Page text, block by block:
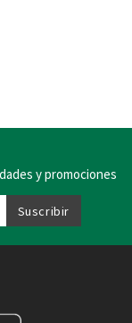
y promociones